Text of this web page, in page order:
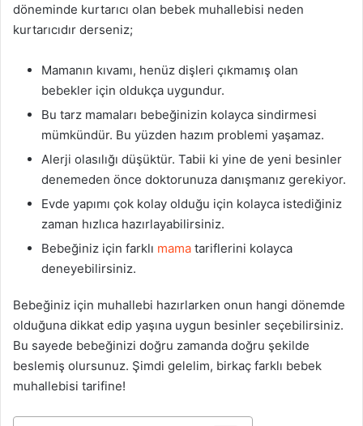
döneminde kurtarıcı olan bebek muhallebisi neden
kurtarıcıdır derseniz;
Mamanın kıvamı, henüz dişleri çıkmamış olan
bebekler için oldukça uygundur.
Bu tarz mamaları bebeğinizin kolayca sindirmesi
mümkündür. Bu yüzden hazım problemi yaşamaz.
Alerji olasılığı düşüktür. Tabii ki yine de yeni besinler
denemeden önce doktorunuza danışmanız gerekiyor.
Evde yapımı çok kolay olduğu için kolayca istediğiniz
zaman hızlıca hazırlayabilirsiniz.
Bebeğiniz için farklı mama tariflerini kolayca
deneyebilirsiniz.
Bebeğiniz için muhallebi hazırlarken onun hangi dönemde
olduğuna dikkat edip yaşına uygun besinler seçebilirsiniz.
Bu sayede bebeğinizi doğru zamanda doğru şekilde
beslemiş olursunuz. Şimdi gelelim, birkaç farklı bebek
muhallebisi tarifine!